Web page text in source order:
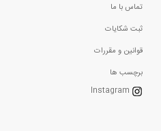
تماس با ما
ثبت شکایات
قوانین و مقررات
برچسب ها
Instagram